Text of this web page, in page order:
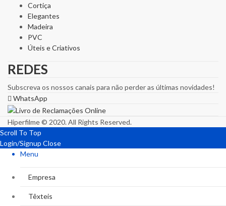
Cortiça
Elegantes
Madeira
PVC
Úteis e Criativos
REDES
Subscreva os nossos canais para não perder as últimas novidades!
WhatsApp
Hiperfilme © 2020. All Rights Reserved.
Scroll To Top
Login/Signup Close
Menu
Empresa
Têxteis